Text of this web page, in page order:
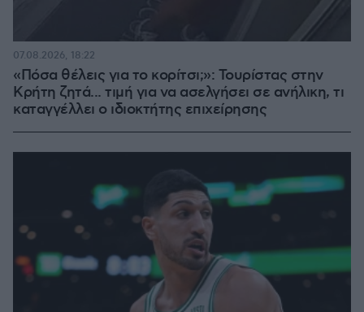
«Πόσα θέλεις για το κορίτσι;»: Τουρίστας στην
Κρήτη ζητά... τιμή για να ασελγήσει σε ανήλικη, τι
καταγγέλλει ο ιδιοκτήτης επιχείρησης
07.08.2026, 18:22